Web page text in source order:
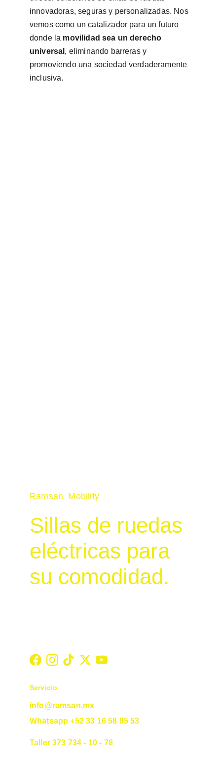
innovadoras, seguras y personalizadas. Nos
vemos como un catalizador para un futuro
donde la movilidad sea un derecho
universal , eliminando barreras y
promoviendo una sociedad verdaderamente
inclusiva.
Ramsan  Mobility
Sillas de ruedas
eléctricas para
su comodidad.
Servicio
info@ramsan.mx
Whatsapp +52 33 16 58 85 53
Taller 373 734 - 10 - 78